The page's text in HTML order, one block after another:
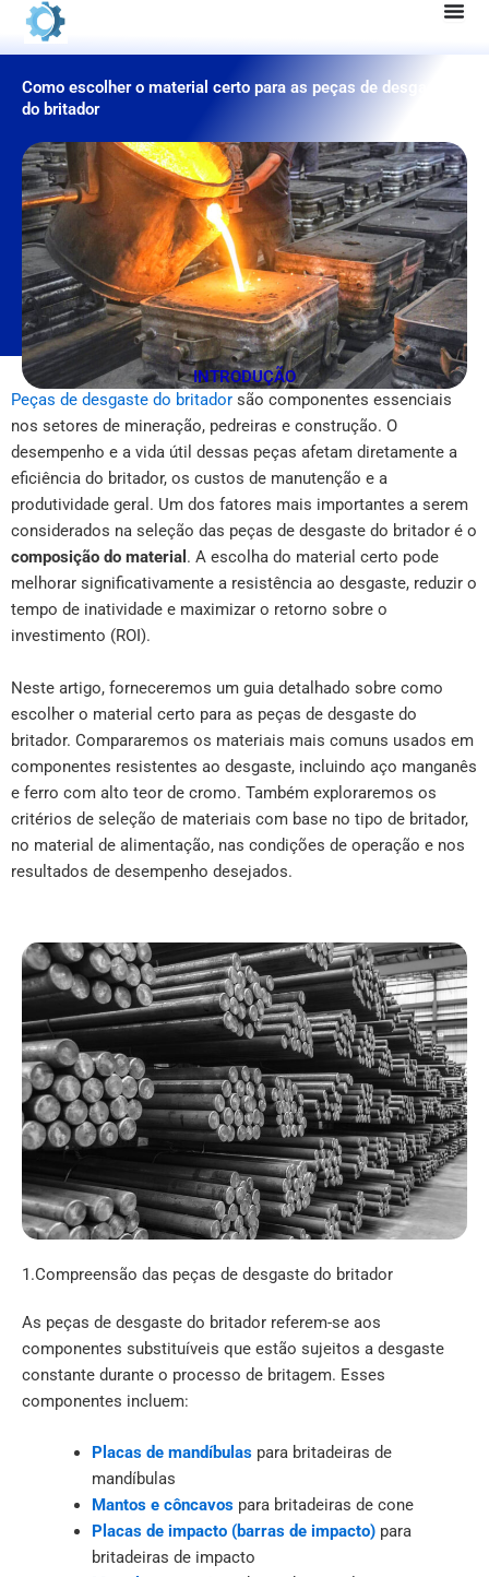
Pular
para
conteúdo
Como escolher o material certo para as peças de desgaste
do britador
INTRODUÇÃO
Peças de desgaste do britador são componentes essenciais
nos setores de mineração, pedreiras e construção. O
desempenho e a vida útil dessas peças afetam diretamente a
eficiência do britador, os custos de manutenção e a
produtividade geral. Um dos fatores mais importantes a serem
considerados na seleção das peças de desgaste do britador é o
composição do material . A escolha do material certo pode
melhorar significativamente a resistência ao desgaste, reduzir o
tempo de inatividade e maximizar o retorno sobre o
investimento (ROI).
Neste artigo, forneceremos um guia detalhado sobre como
escolher o material certo para as peças de desgaste do
britador. Compararemos os materiais mais comuns usados em
componentes resistentes ao desgaste, incluindo aço manganês
e ferro com alto teor de cromo. Também exploraremos os
critérios de seleção de materiais com base no tipo de britador,
no material de alimentação, nas condições de operação e nos
resultados de desempenho desejados.
1.Compreensão das peças de desgaste do britador
As peças de desgaste do britador referem-se aos
componentes substituíveis que estão sujeitos a desgaste
constante durante o processo de britagem. Esses
componentes incluem:
Placas de mandíbulaspara britadeiras de
mandíbulas
Mantos e côncavospara britadeiras de cone
Placas de impacto (barras de impacto)para
britadeiras de impacto